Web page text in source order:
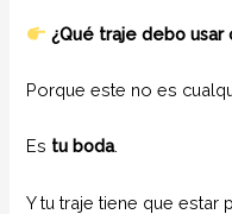
¿Qué traje debo usar
Porque este no es
Es tu boda.
Y tu traje tiene que estar